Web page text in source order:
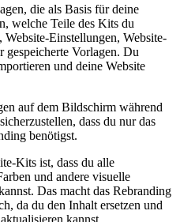
die als Basis für deine
welche Teile des Kits du
Einstellungen, Website-
gespeicherte Vorlagen. Du
und deine Website
auf dem Bildschirm während
dass du nur das
benötigst.
Kits ist, dass du alle
und andere visuelle
Das macht das Rebranding
da du den Inhalt ersetzen und
kannst.